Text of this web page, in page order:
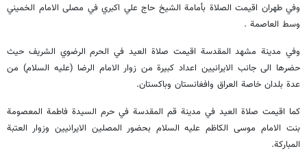
وفي طهران اقيمت الصلاة بأمامة الشيخ حاج علي اكبري في مصلى الامام الخميني
وسط العاصمة .
وفي مدينة مشهد المقدسة اقيمت صلاة العيد في الحرم الرضوي الشريف حيث
حضرها الى جانب الايرانيين اعداد كبيرة من زوار الامام الرضا (عليه السلام) من
عدة بلدان خاصة العراق وافغانستان وباكستان.
كما اقيمت صلاة العيد في مدينة قم المقدسة في حرم السيدة فاطمة المعصومة
بنت الامام موسى الكاظم عليه السلام بحضور المصلين الايرانيين وزوار العتبة
المباركة.